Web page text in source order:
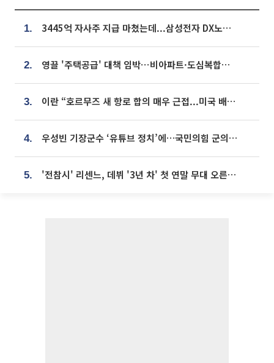
1. 3445억 자사주 지급 마쳤는데...삼성전자 DX노조, 뒤늦은 '떼쓰기 집회'
2. 영끌 '주택공급' 대책 임박⋯비아파트·도심복합까지 총동원
3. 이란 “호르무즈 새 항로 합의 매우 근접...미국 배상 먼저”
4. 우성빈 기장군수 ‘유튜브 정치’에…국민의힘 군의원들 집단 반발
5. '전참시' 리센느, 데뷔 '3년 차' 첫 연말 무대 오른다⋯"그동안 섭외 안 와"